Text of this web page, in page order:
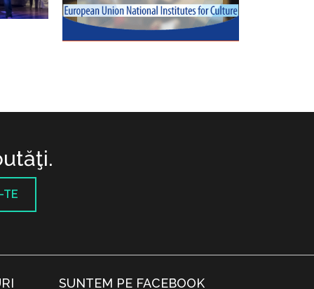
TE
SUNTEM PE FACEBOOK